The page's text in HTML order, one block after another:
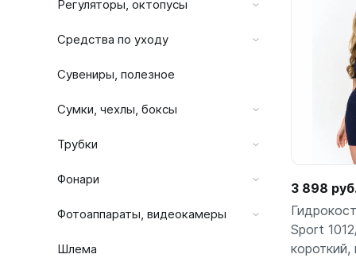
Для
Для
Для ласт
Для масок
Для
Для
Тип -
Для
Для ласт
Для
Для
Для
Для
Регуляторы, октопусы
Средства по уходу
Сувениры, полезное
Сумки, чехлы, боксы
Трубки
Фонари
Фотоаппараты, видеокамеры
Шлема
3 898
Sport